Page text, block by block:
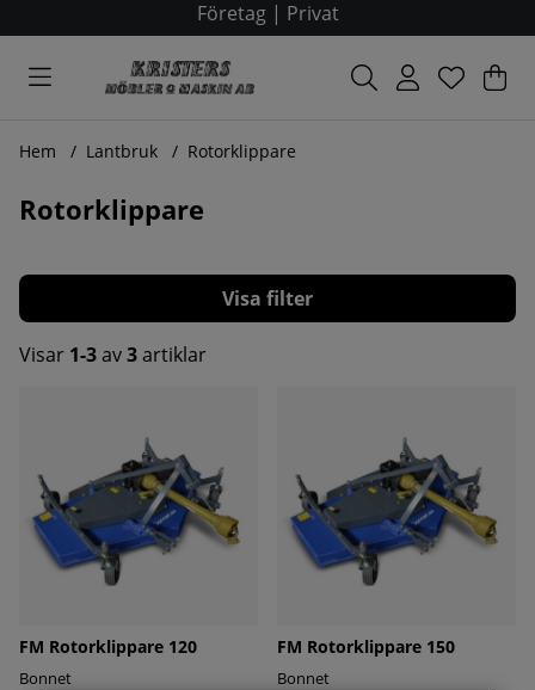
Företag| Privat
.
Hem Lantbruk Rotorklippare
Rotorklippare
Filtrera
Visar 1-3av3artiklar
FM Rotorklippare 120
Bonnet
FM Rotorklippare 150
Bonnet